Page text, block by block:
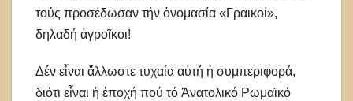
τούς προσέδωσαν τήν ὀνομασία «Γραικοί»,
δηλαδή ἀγροῖκοι!
Δέν εἶναι ἄλλωστε τυχαία αὐτή ἡ συμπεριφορά,
διότι εἶναι ἡ ἐποχή πού τό Ἀνατολικό Ρωμαϊκό